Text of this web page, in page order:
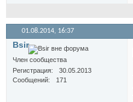
01.08.2014, 16:37
Bsir
Член сообщества
Регистрация
30.05.2013
Сообщений
171